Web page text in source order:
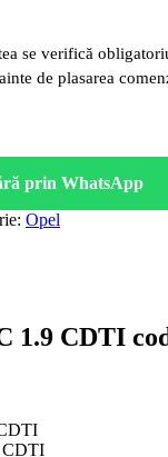
se verifică
de plasarea
prin WhatsApp
Opel
CDTI
CDTI